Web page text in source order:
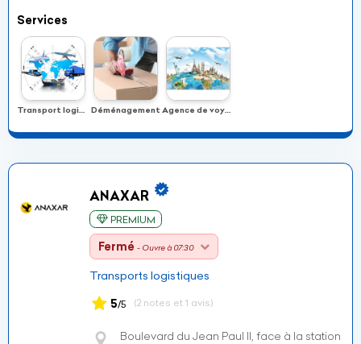
Services
Transport logistique Déménagement Agence de voyage
ANAXAR
PREMIUM
Fermé - Ouvre à 07:30
Transports logistiques
5/5 (2 notes et 1 avis)
Boulevard du Jean Paul II, face à la station